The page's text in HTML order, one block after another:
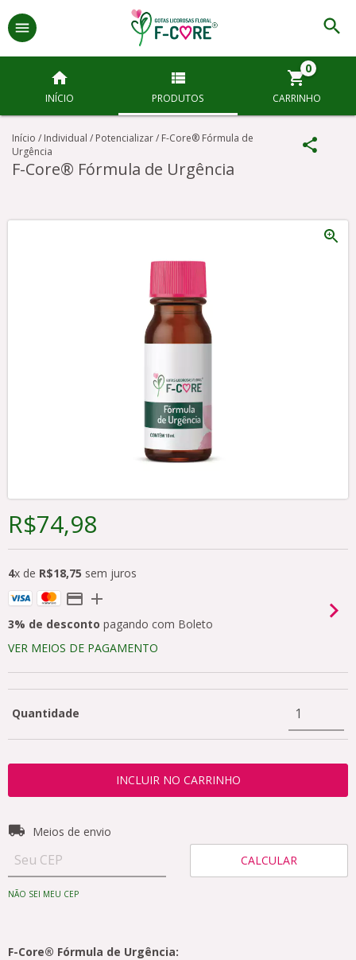
INÍCIO PRODUTOS CARRINHO
0
Início / Individual / Potencializar/ F-Core® Fórmula de
Urgência
F-Core® Fórmula de Urgência
R$74,98
4x de R$18,75 sem juros
3% de desconto pagando com Boleto
VER MEIOS DE PAGAMENTO
Quantidade
Entregas para o CEP:
Meios de envio
CALCULAR
NÃO SEI MEU CEP
F-Core® Fórmula de Urgência: